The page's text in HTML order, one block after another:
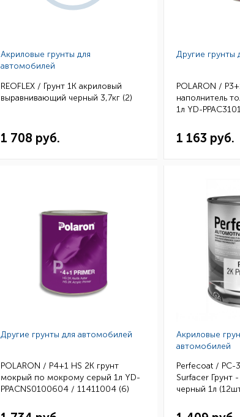
Акриловые грунты для
автомобилей
REOFLEX / Грунт 1К акриловый
выравнивающий черный 3,7кг (2)
1 708 руб.
Другие грунты
POLARON /
наполнитель
1л YD-
1 163 руб.
Другие грунты для автомобилей
POLARON / P4+1 HS 2K грунт
мокрый по мокрому серый 1л YD-
PPACNS0100604 / 11411004 (6)
Акриловые
автомобилей
Perfecoat / PC-
Surfacer Грунт
черный 1л